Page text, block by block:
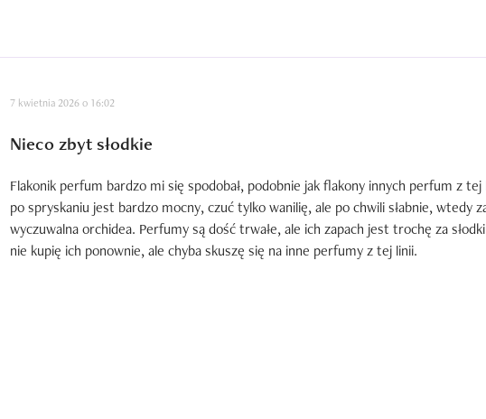
7 kwietnia 2026 o 16:02
Nieco zbyt słodkie
Flakonik perfum bardzo mi się spodobał, podobnie jak flakony innych perfum z tej
po spryskaniu jest bardzo mocny, czuć tylko wanilię, ale po chwili słabnie, wtedy
wyczuwalna orchidea. Perfumy są dość trwałe, ale ich zapach jest trochę za
nie kupię ich ponownie, ale chyba skuszę się na inne perfumy z tej linii.